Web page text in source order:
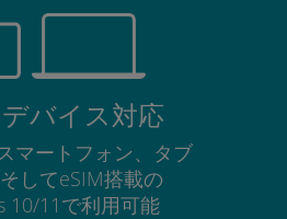
バイス対応
マートフォン、タブ
してeSIM搭載の
10/11で利用可能